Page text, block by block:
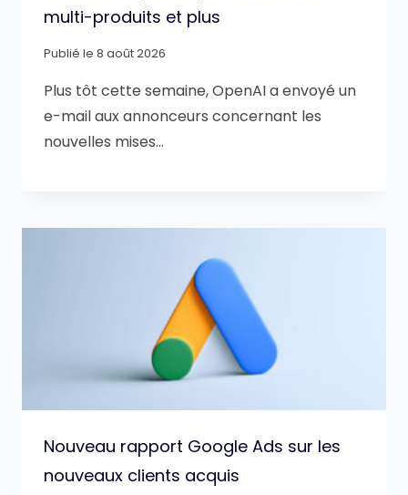
multi-produits et plus
Publié le 8 août 2026
Plus tôt cette semaine, OpenAI a envoyé un
e-mail aux annonceurs concernant les
nouvelles mises…
Nouveau rapport Google Ads sur les
nouveaux clients acquis